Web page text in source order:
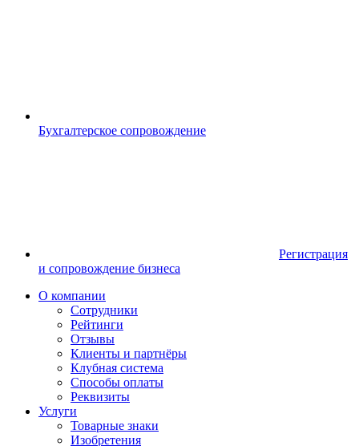
Бухгалтерское сопровождение
Регистрация
и сопровождение бизнеса
О компании
Сотрудники
Рейтинги
Отзывы
Клиенты и партнёры
Клубная система
Способы оплаты
Реквизиты
Услуги
Товарные знаки
Изобретения